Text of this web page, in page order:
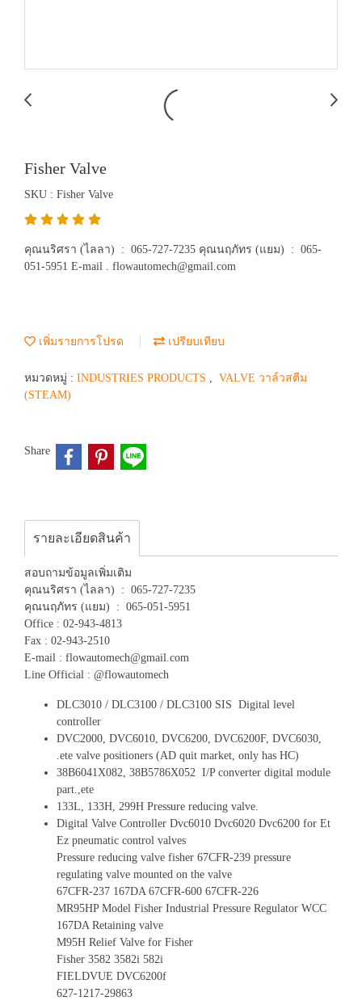
Fisher Valve
SKU : Fisher Valve
คุณนริศรา (ไลลา) : 065-727-7235 คุณนฤภัทร (แยม) : 065-
051-5951 E-mail . flowautomech@gmail.com
เพิ่มรายการโปรด เปรียบเทียบ
หมวดหมู่ : INDUSTRIES PRODUCTS , VALVE วาล์วสตีม
(STEAM)
Share
รายละเอียดสินค้า
สอบถามข้อมูลเพิ่มเติม
คุณนริศรา (ไลลา) : 065-727-7235
คุณนฤภัทร (แยม) : 065-051-5951
Office : 02-943-4813
Fax : 02-943-2510
E-mail : flowautomech@gmail.com
Line Official : @flowautomech
DLC3010 / DLC3100 / DLC3100 SIS Digital level
controller
DVC2000, DVC6010, DVC6200, DVC6200F, DVC6030,
.ete valve positioners (AD quit market, only has HC)
38B6041X082, 38B5786X052 I/P converter digital module
part.,ete
133L, 133H, 299H Pressure reducing valve.
Digital Valve Controller Dvc6010 Dvc6020 Dvc6200 for Et
Ez pneumatic control valves
Pressure reducing valve fisher 67CFR-239 pressure
regulating valve mounted on the valve
67CFR-237 167DA 67CFR-600 67CFR-226
MR95HP Model Fisher Industrial Pressure Regulator WCC
167DA Retaining valve
M95H Relief Valve for Fisher
Fisher 3582 3582i 582i
FIELDVUE DVC6200f
627-1217-29863